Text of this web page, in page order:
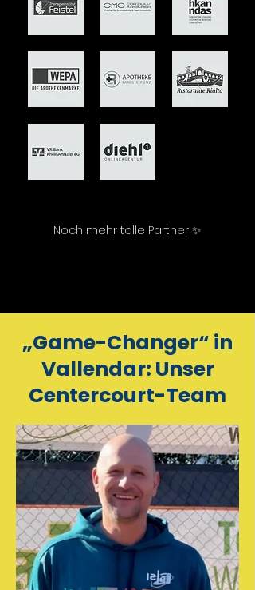
Noch mehr tolle Partner ✨
„Game-Changer“ in
Vallendar: Unser
Centercourt-Team